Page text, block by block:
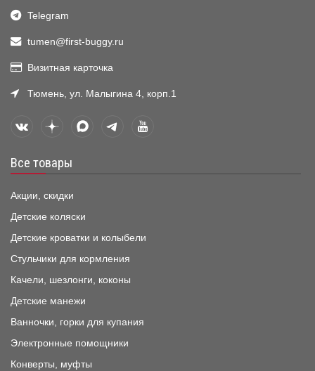
Telegram
tumen@first-buggy.ru
Визитная карточка
Тюмень, ул. Малыгина 4, корп.1
Все товары
Акции, скидки
Детские коляски
Детские кроватки и колыбели
Стульчики для кормления
Качели, шезлонги, коконы
Детские манежи
Ванночки, горки для купания
Электронные помощники
Конверты, муфты